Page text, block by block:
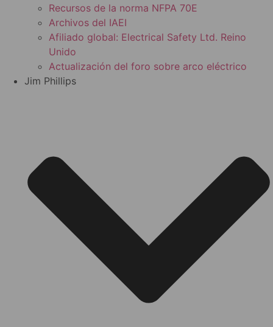
Recursos de la norma NFPA 70E
Archivos del IAEI
Afiliado global: Electrical Safety Ltd. Reino
Unido
Actualización del foro sobre arco eléctrico
Jim Phillips